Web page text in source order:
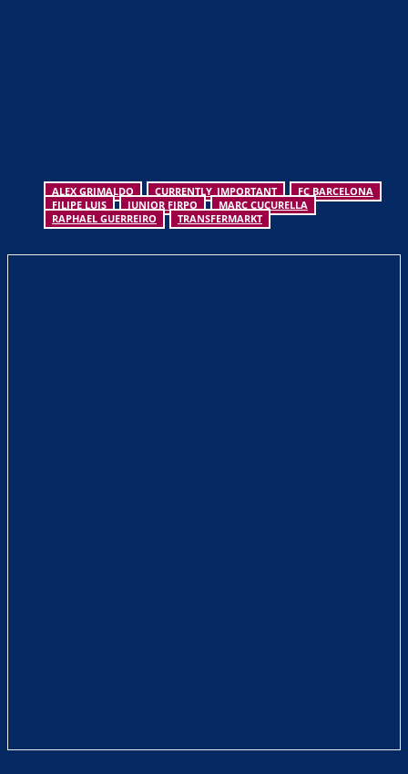
ALEX GRIMALDO CURRENTLY_IMPORTANT
FC BARCELONA
FILIPE LUIS
JUNIOR FIRPO
MARC CUCURELLA
RAPHAEL GUERREIRO
TRANSFERMARKT